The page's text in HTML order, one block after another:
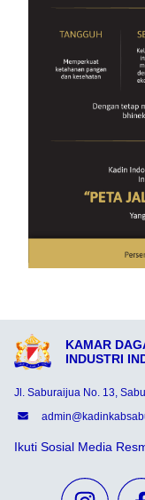
KAMAR
INDUSTRI
Jl. Saburaijua No. 13,
Ikuti Sosial Media